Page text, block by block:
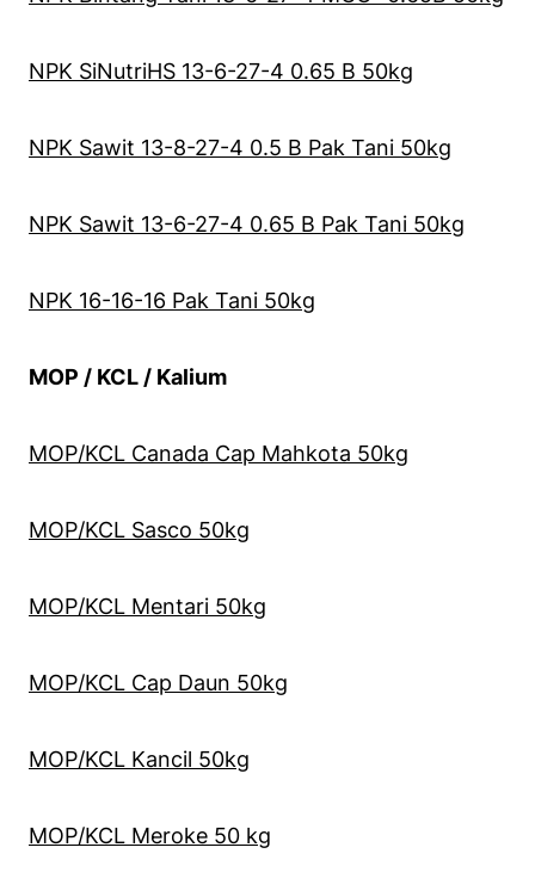
NPK SiNutriHS 13-6-27-4 0.65 B 50kg
NPK Sawit 13-8-27-4 0.5 B Pak Tani 50kg
NPK Sawit 13-6-27-4 0.65 B Pak Tani 50kg
NPK 16-16-16 Pak Tani 50kg
MOP / KCL / Kalium
MOP/KCL Canada Cap Mahkota 50kg
MOP/KCL Sasco 50kg
MOP/KCL Mentari 50kg
MOP/KCL Cap Daun 50kg
MOP/KCL Kancil 50kg
MOP/KCL Meroke 50 kg